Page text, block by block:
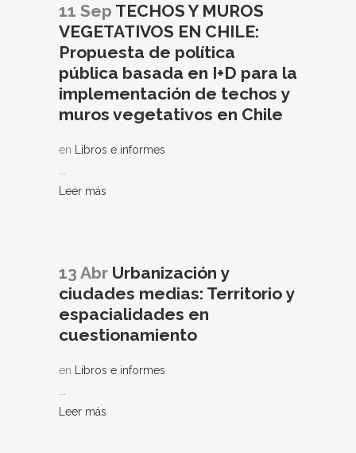
11 Sep TECHOS Y MUROS
VEGETATIVOS EN CHILE:
Propuesta de política
pública basada en I+D para la
implementación de techos y
muros vegetativos en Chile
en
Libros e informes
Leer más
13 Abr Urbanización y
ciudades medias: Territorio y
espacialidades en
cuestionamiento
en Libros e informes
Leer más